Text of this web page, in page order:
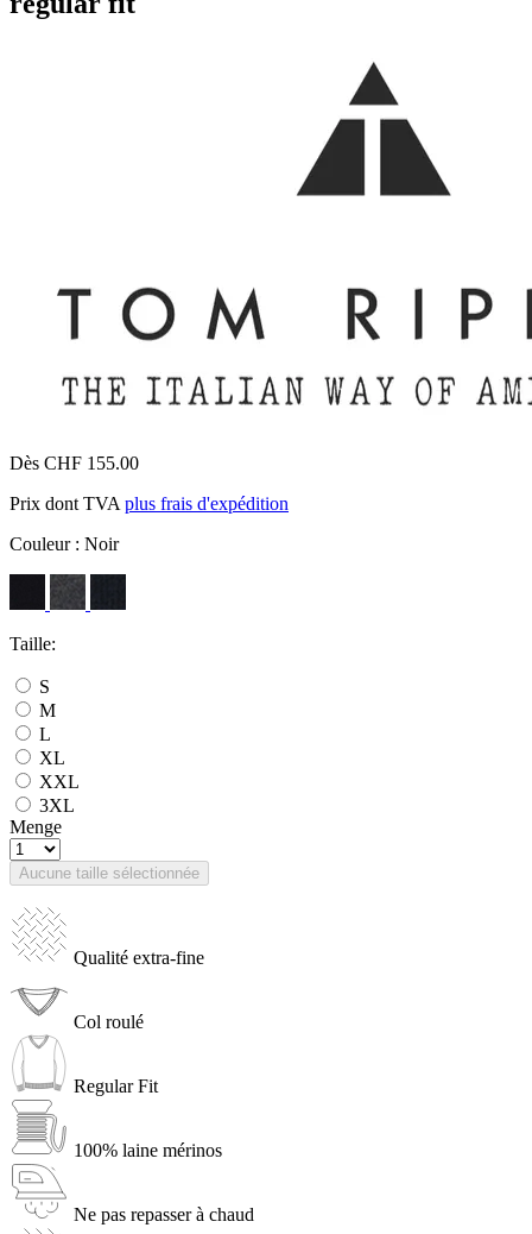
Dès CHF 155.00
Prix dont TVA plus frais d'expédition
Couleur : Noir
Taille:
S
M
L
XL
XXL
3XL
Menge
Aucune taille sélectionnée
Qualité extra-fine
Col roulé
Regular Fit
100% laine mérinos
Ne pas repasser à chaud